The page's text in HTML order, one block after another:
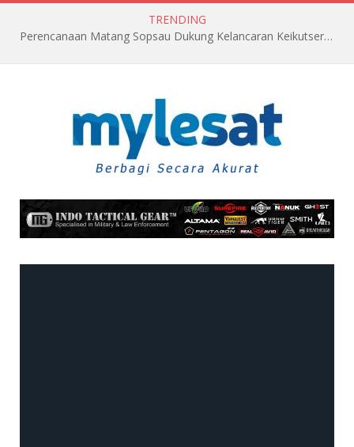
TRENDING
Perencanaan Matang Sopsau Dukung Kelancaran Keikutsertaan TNI AU di Pitch Black 2026